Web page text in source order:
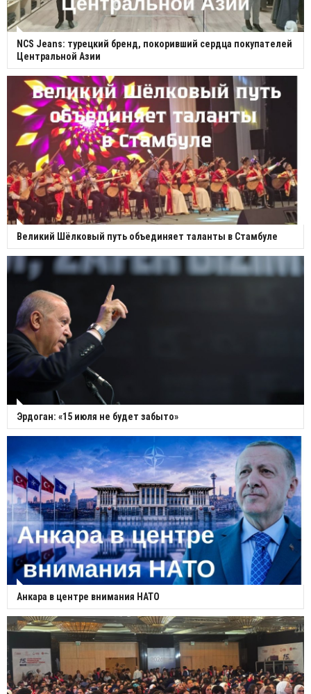
NCS Jeans: турецкий бренд, покоривший сердца покупателей
Центральной Азии
Великий Шёлковый путь объединяет таланты в Стамбуле
Эрдоган: «15 июля не будет забыто»
Анкара в центре внимания НАТО